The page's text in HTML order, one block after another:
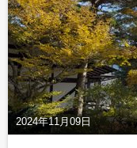
2024年11月09日